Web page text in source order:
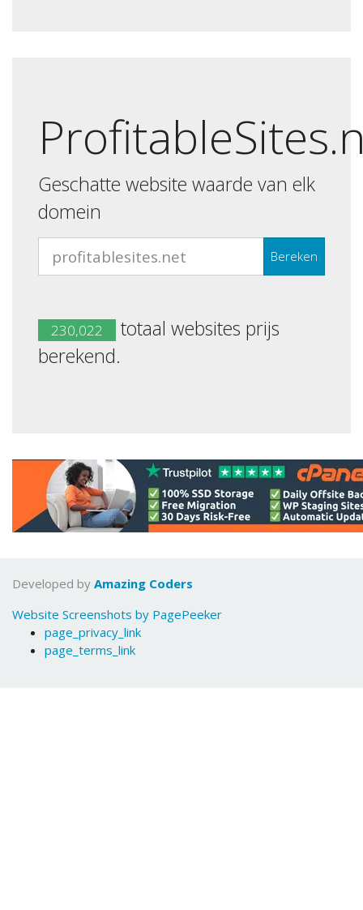
Geschatte website waarde van elk
domein
Bereken
230,022
totaal websites prijs
berekend.
Developed by Amazing Coders
Website Screenshots by PagePeeker
page_privacy_link
page_terms_link